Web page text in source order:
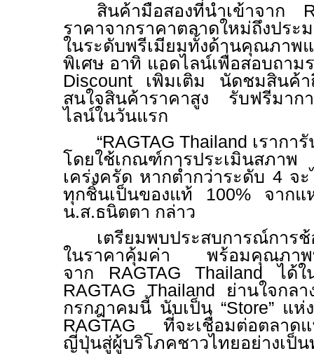
สินค้ามือสองที่นำเข้าจาก
ราคาจากราคาตลาดใหม่ถึงปร
ในระดับพรีเมียมทั้งด้านคุณภาพ
พิเศษ อาทิ แอดไลน์เพื่อสอบถาม
Discount เพิ่มเติม นัดชมสินค้
สนใจสินค้าราคาสูง รับฟรีมาก
ไลน์ในวันแรก
“RAGTAG Thailand เรากา
โดยใช้เกณฑ์การประเมินสภ
เคร่งครัด หากต่ำกว่าระดับ 4 จ
ทุกชิ้นเป็นของแท้ 100% จากแ
น.ส.ธนิตตา กล่าว
เตรียมพบประสบการณ์การ
ในราคาคุ้มค่า พร้อมคุณภาพที่
จาก RAGTAG Thailand ได้
RAGTAG Thailand ย่านใจกลา
กรกฎาคมนี้ นับเป็น “Store” แห่
RAGTAG ที่จะเชื่อมต่อตลาด
ญี่ปุ่นสู่ผู้บริโภคชาวไทยอย่างเป็น